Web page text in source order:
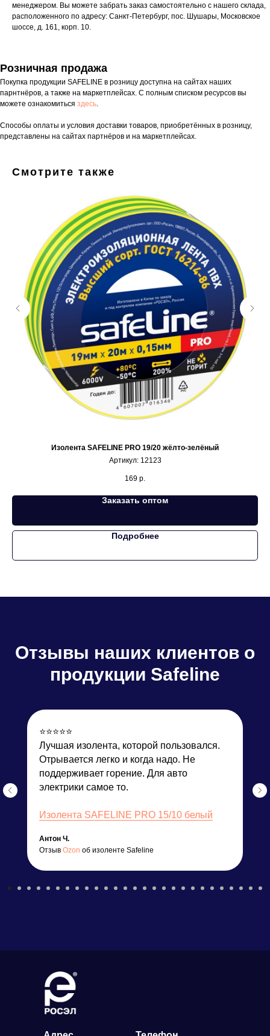
менеджером. Вы можете забрать заказ самостоятельно с нашего склада,
расположенного по адресу: Санкт-Петербург, пос. Шушары, Московское
шоссе, д. 161, корп. 10.
Розничная продажа
Покупка продукции SAFELINE в розницу доступна на сайтах наших
парнтнёров, а также на маркетплейсах. С полным списком ресурсов вы
можете ознакомиться здесь.
Способы оплаты и условия доставки товаров, приобретённых в розницу,
представлены на сайтах партнёров и на маркетплейсах.
Смотрите также
Изолента SAFELINE PRO 19/20 жёлто-зелёный
Артикул: 12123
169 р.
Заказать оптом
Подробнее
Отзывы наших клиентов о
продукции Safeline
⭐️⭐️⭐️⭐️⭐️
Лучшая изолента, которой пользовался.
Отрывается легко и когда надо. Не
поддерживает горение. Для авто
электрики самое то.
Изолента SAFELINE PRO 15/10 белый
Антон Ч.
Отзыв Ozon об изоленте Safeline